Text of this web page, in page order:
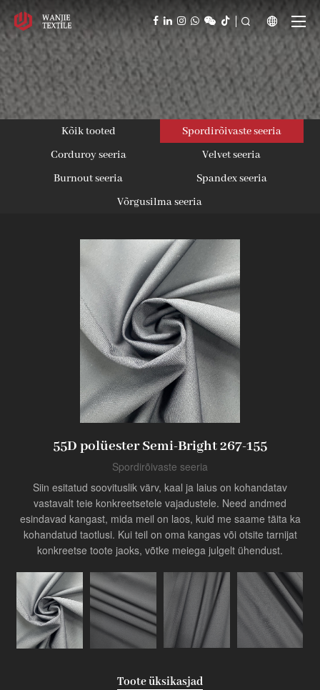
  
Tööstuse uuendaja
Kõik tooted
Spordirõivaste seeria
Corduroy seeria
Velvet seeria
Burnout seeria
Spandex seeria
Võrgusilma seeria
55D polüester Semi-Bright 267-155
Spordirõivaste seeria
Siin esitatud soovituslik värv, kaal ja laius on kohandatav
vastavalt teie konkreetsetele vajadustele. Need andmed
esindavad kangast, mida meil on laos, kuid me saame täita ka
kohandatud taotlusi. Kui teil on oma kangas või otsite tarnijat
konkreetse toote jaoks, võtke meiega julgelt ühendust.
Toote üksikasjad